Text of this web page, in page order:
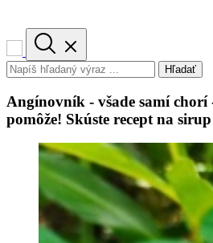
Hľadať
Angínovník - všade samí
pomôže! Skúste recept na